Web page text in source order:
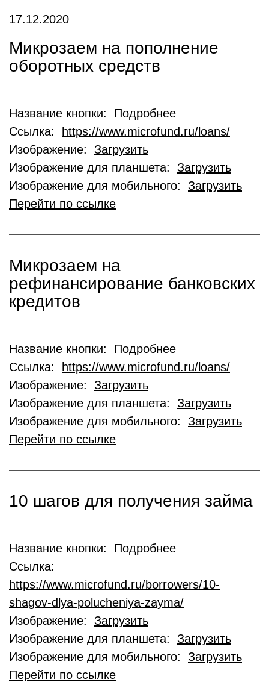
17.12.2020
Микрозаем на пополнение
оборотных средств
Название кнопки: Подробнее
Ссылка:
https://www.microfund.ru/loans/
Изображение: Загрузить
Изображение для планшета: Загрузить
Изображение для мобильного: Загрузить
Перейти по ссылке
Микрозаем на
рефинансирование банковских
кредитов
Название кнопки: Подробнее
Ссылка:
https://www.microfund.ru/loans/
Изображение: Загрузить
Изображение для планшета: Загрузить
Изображение для мобильного: Загрузить
Перейти по ссылке
10 шагов для получения займа
Название кнопки: Подробнее
Ссылка:
https://www.microfund.ru/borrowers/10-
shagov-dlya-polucheniya-zayma/
Изображение: Загрузить
Изображение для планшета: Загрузить
Изображение для мобильного: Загрузить
Перейти по ссылке